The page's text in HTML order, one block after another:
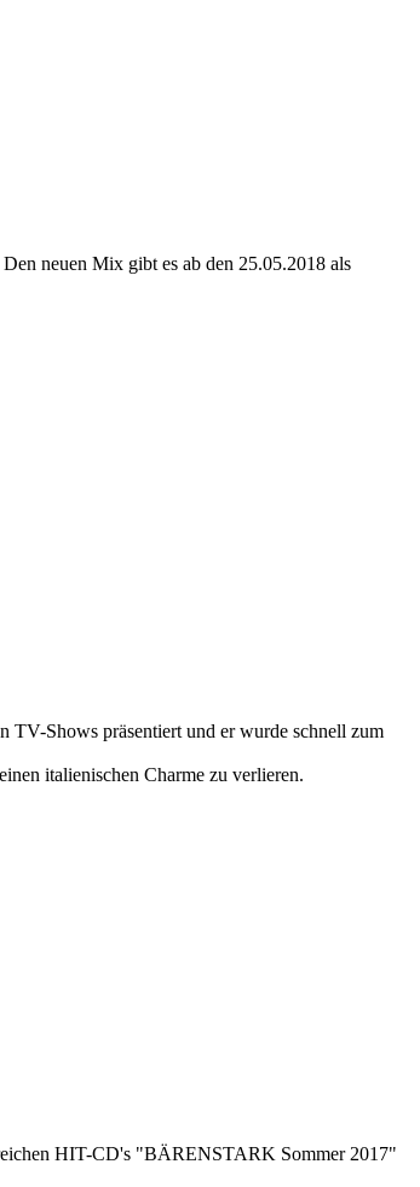
neuen Mix gibt es ab den 25.05.2018 als
TV-Shows präsentiert und er wurde schnell zum
italienischen Charme zu verlieren.
HIT-CD's "BÄRENSTARK Sommer 2017"